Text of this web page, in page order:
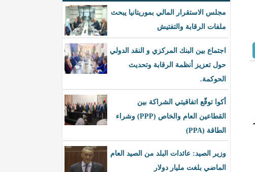
مجلس الاستقرار المالي بموريتانيا يبحث
ملفات الرقابة والتفتيش
اجتماع بين البنك المركزي و النقد الدولي
حول تعزيز أنظمة الرقابة وتحديث
الحوكمة.
أكوا توقّع اتفاقيتي الشراكة بين
القطاعين العام والخاص (PPP) وشراء
الطاقة (PPA)
وزير الصيد: عائدات البلد من الصيد العام
الماضي بلغت مليار دولار